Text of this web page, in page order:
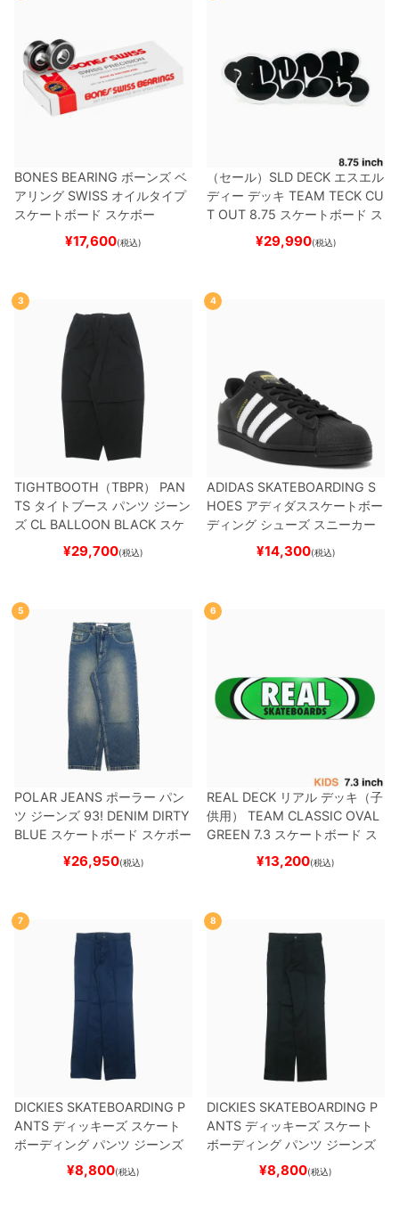
BONES BEARING ボーンズ ベ
アリング SWISS オイルタイプ
スケートボード スケボー
¥17,600(税込)
（セール） SLD DECK エスエル
ディー デッキ TEAM TECK CU
T OUT 8.75 スケートボード ス
¥29,990(税込)
3
TIGHTBOOTH（TBPR） PAN
TS タイトブース パンツ ジーン
ズ CL BALLOON BLACK スケ
ートボード スケボー
¥29,700(税込)
4
ADIDAS SKATEBOARDING S
HOES アディダススケートボー
ディング シューズ スニーカー
スーパースター SUPERSTAR A
BLACK/WHITE/WHITE
ー
¥14,300(税込)
5
POLAR JEANS ポーラー パン
ツ ジーンズ 93! DENIM DIRTY
BLUE スケートボード スケボー
¥26,950(税込)
6
REAL DECK リアル デッキ（子
供用）
TEAM CLASSIC OVAL
GREEN 7.3 スケートボード ス
¥13,200(税込)
7
DICKIES SKATEBOARDING P
ANTS ディッキーズ スケート
ボーディング パンツ ジーンズ
SLIM FIT 30 LENGTH
スケートボード スケボ
¥8,800(税込)
8
DICKIES SKATEBOARDING P
ANTS ディッキーズ スケート
ボーディング パンツ ジーンズ
SLIM FIT 30 LENGTH
スケートボード スケボー
¥8,800(税込)